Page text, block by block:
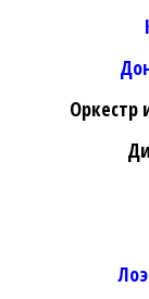
Оркестр